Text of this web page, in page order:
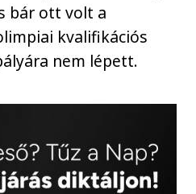
bár ott volt a
kvalifikációs
nem lépett.